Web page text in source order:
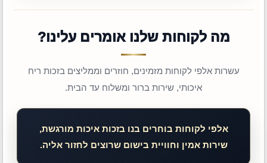
מה לקוחות שלנו אומרים עלינו?
עשרות אלפי לקוחות מזמינים, חוזרים וממליצים בזכות ריח
איכותי, שירות ברור ומשלוח עד הבית.
אלפי לקוחות בוחרים בנו בזכות איכות מורגשת,
שירות אמין וחוויית בישום שרוצים לחזור אליה.